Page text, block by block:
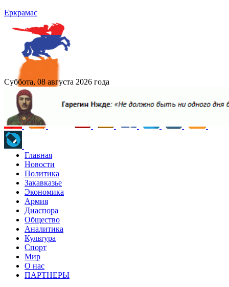
Еркрамас
Суббота, 08 августа 2026 года
Главная
Новости
Политика
Закавказье
Экономика
Армия
Диаспора
Общество
Аналитика
Культура
Спорт
Мир
О нас
ПАРТНЕРЫ